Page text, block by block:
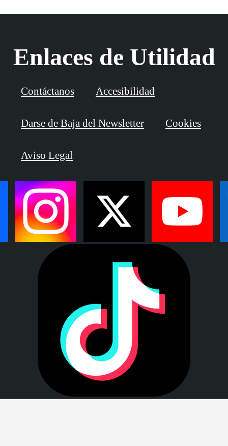
Enlaces de Utilidad
Contáctanos Accesibilidad
Darse de Baja del Newsletter Cookies
Aviso Legal